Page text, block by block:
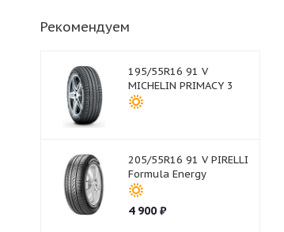
Рекомендуем
195/55R16 91 V
MICHELIN PRIMACY 3
205/55R16 91 V PIRELLI
Formula Energy
4 900₽